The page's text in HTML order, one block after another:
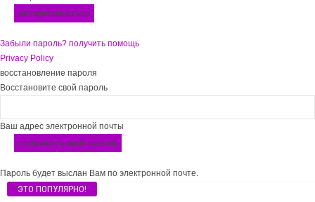
Забыли пароль? получить помощь
Privacy Policy
восстановление пароля
Восстановите свой пароль
Ваш адрес электронной почты
Пароль будет выслан Вам по электронной почте.
ЭТО ПОПУЛЯРНО!